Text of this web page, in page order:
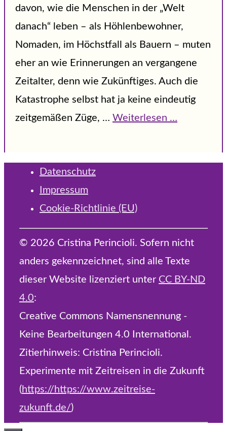
davon, wie die Menschen in der „Welt
danach“ leben – als Höhlenbewohner,
Nomaden, im Höchstfall als Bauern – muten
eher an wie Erinnerungen an vergangene
Zeitalter, denn wie Zukünftiges. Auch die
Katastrophe selbst hat ja keine eindeutig
zeitgemäßen Züge, … Weiterlesen …
Datenschutz
Impressum
Cookie-Richtlinie (EU)
© 2026 Cristina Perincioli. Sofern nicht
anders gekennzeichnet, sind alle Texte
dieser Website lizenziert unter CC BY-ND
4.0:
Creative Commons Namensnennung -
Keine Bearbeitungen 4.0 International.
Zitierhinweis: Cristina Perincioli.
Experimente mit Zeitreisen in die Zukunft
( https://https://www.zeitreise-
zukunft.de/)